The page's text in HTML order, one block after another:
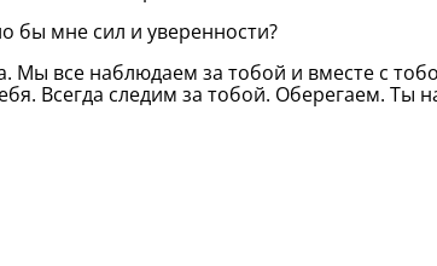
бы мне сил и уверенности?
Мы все наблюдаем за тобой и вместе с
Всегда следим за тобой. Оберегаем. Ты